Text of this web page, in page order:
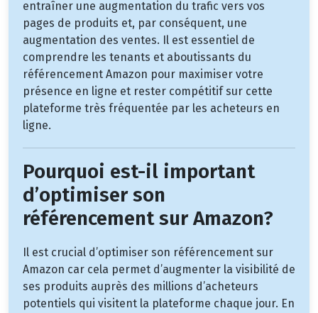
entraîner une augmentation du trafic vers vos
pages de produits et, par conséquent, une
augmentation des ventes. Il est essentiel de
comprendre les tenants et aboutissants du
référencement Amazon pour maximiser votre
présence en ligne et rester compétitif sur cette
plateforme très fréquentée par les acheteurs en
ligne.
Pourquoi est-il important
d’optimiser son
référencement sur Amazon?
Il est crucial d’optimiser son référencement sur
Amazon car cela permet d’augmenter la visibilité de
ses produits auprès des millions d’acheteurs
potentiels qui visitent la plateforme chaque jour. En